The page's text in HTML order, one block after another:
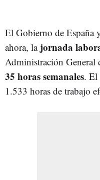
El Gobierno de España
ahora, la jornada
Administración General
35 horas semanales. El
1.533 horas de trabajo